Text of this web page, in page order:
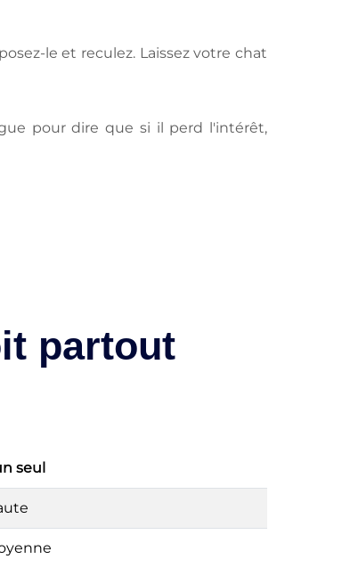
le et reculez. Laissez votre chat
pour dire que si il perd l'intérêt,
partout
seul